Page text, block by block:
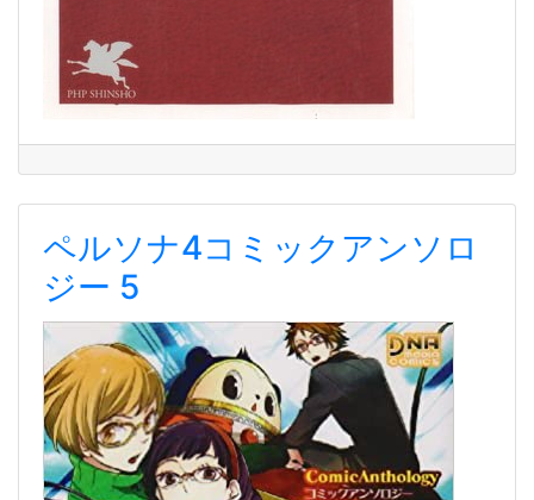
ペルソナ4コミックアンソロ
ジー 5